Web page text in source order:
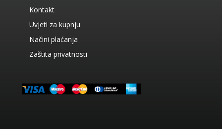
Kontakt
Uvjeti za kupnju
Načini plaćanja
Zaštita privatnosti